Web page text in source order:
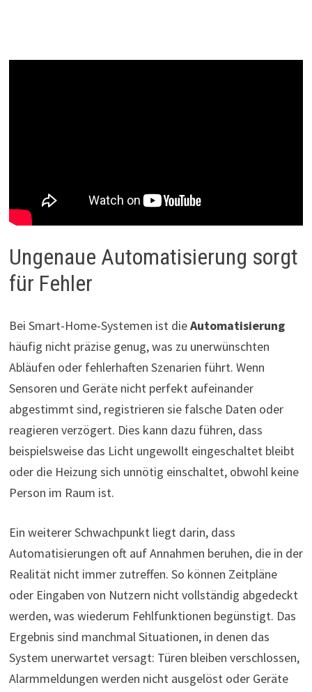
Ungenaue Automatisierung sorgt
für Fehler
Bei Smart-Home-Systemen ist dieAutomatisierung
häufig nicht präzise genug, was zu unerwünschten
Abläufen oder fehlerhaften Szenarien führt. Wenn
Sensoren und Geräte nicht perfekt aufeinander
abgestimmt sind, registrieren sie falsche Daten oder
reagieren verzögert. Dies kann dazu führen, dass
beispielsweise das Licht ungewollt eingeschaltet bleibt
oder die Heizung sich unnötig einschaltet, obwohl keine
Person im Raum ist.
Ein weiterer Schwachpunkt liegt darin, dass
Automatisierungen oft auf Annahmen beruhen, die in der
Realität nicht immer zutreffen. So können Zeitpläne
oder Eingaben von Nutzern nicht vollständig abgedeckt
werden, was wiederum Fehlfunktionen begünstigt. Das
Ergebnis sind manchmal Situationen, in denen das
System unerwartet versagt: Türen bleiben verschlossen,
Alarmmeldungen werden nicht ausgelöst oder Geräte